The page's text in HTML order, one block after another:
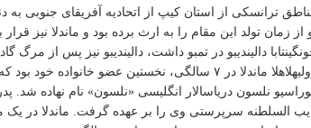
ترانسکی از استان کیپ از اتحادیه آفریقای جنوبی به
از زمان تولد این مقام را به ارث برده بود و ماندلا نیز
دالیندیبو در تمبو داشت، دالیندیبو نیز پس از
رولیهلاهلا ماندلا در ۷ سالگی، نخستین عضو
السلطنه سرپرستی وی را بر عهده گرفت. ماندلا در